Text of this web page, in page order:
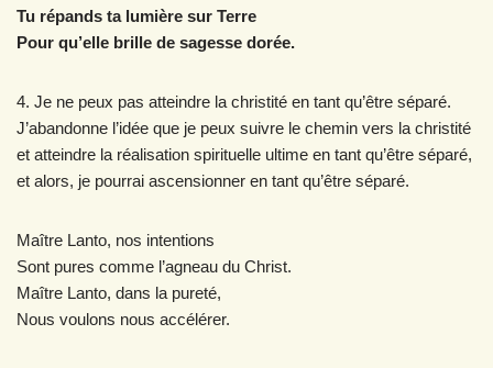
Tu répands ta lumière sur Terre
Pour qu’elle brille de sagesse dorée.
4. Je ne peux pas atteindre la christité en tant qu’être séparé.
J’abandonne l’idée que je peux suivre le chemin vers la christité
et atteindre la réalisation spirituelle ultime en tant qu’être séparé,
et alors, je pourrai ascensionner en tant qu’être séparé.
Maître Lanto, nos intentions
Sont pures comme l’agneau du Christ.
Maître Lanto, dans la pureté,
Nous voulons nous accélérer.